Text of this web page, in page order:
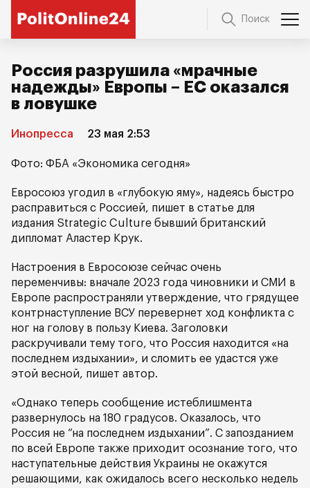
Поиск
Россия разрушила «мрачные
надежды» Европы – ЕС оказался
в ловушке
Инопресса 23 мая 2:53
Фото: ФБА «Экономика сегодня»
Евросоюз угодил в «глубокую яму», надеясь быстро
расправиться с Россией, пишет в статье для
издания Strategic Culture бывший британский
дипломат Аластер Крук.
Настроения в Евросоюзе сейчас очень
переменчивы: вначале 2023 года чиновники и СМИ в
Европе распространяли утверждение, что грядущее
контрнаступление ВСУ перевернет ход конфликта с
ног на голову в пользу Киева. Заголовки
раскручивали тему того, что Россия находится «на
последнем издыхании», и сломить ее удастся уже
этой весной, пишет автор.
«Однако теперь сообщение истеблишмента
развернулось на 180 градусов. Оказалось, что
Россия не “на последнем издыхании”. С запозданием
по всей Европе также приходит осознание того, что
наступательные действия Украины не окажутся
решающими, как ожидалось всего несколько недель